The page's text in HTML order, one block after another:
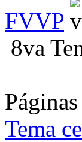
FVVP
8va
Tema